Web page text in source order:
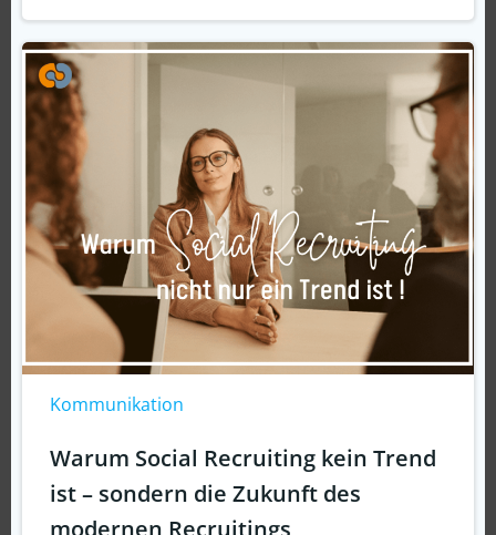
Kommunikation
Warum Social Recruiting kein Trend
ist – sondern die Zukunft des
modernen Recruitings